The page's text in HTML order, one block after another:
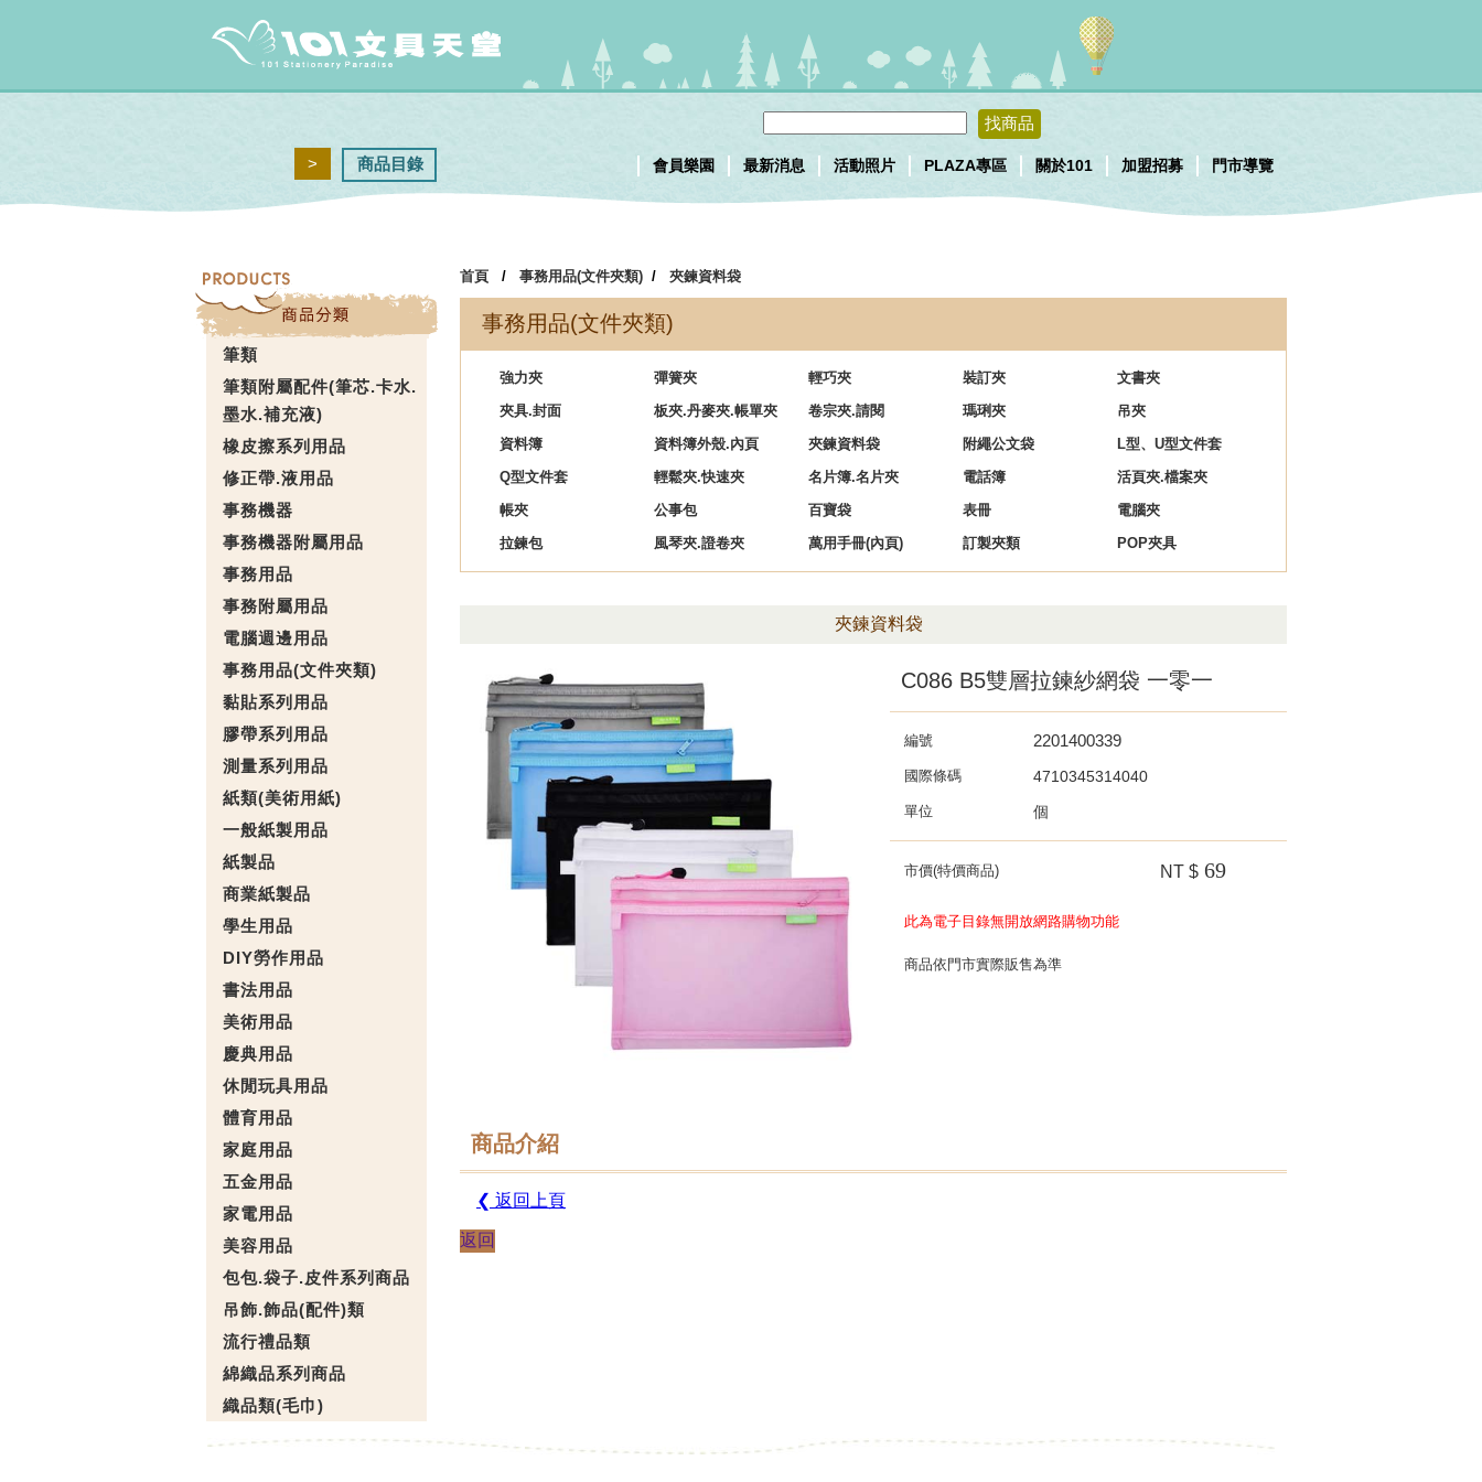
> 商品目錄
找商品
會員樂園 最新消息 活動照片 PLAZA專區 關於101 加盟招募 門市導覽
筆類
筆類附屬配件(筆芯.卡水.
墨水.補充液)
橡皮擦系列用品
修正帶.液用品
事務機器
事務機器附屬用品
事務用品
事務附屬用品
電腦週邊用品
事務用品(文件夾類)
黏貼系列用品
膠帶系列用品
測量系列用品
紙類(美術用紙)
一般紙製用品
紙製品
商業紙製品
學生用品
DIY勞作用品
書法用品
美術用品
慶典用品
休閒玩具用品
體育用品
家庭用品
五金用品
家電用品
美容用品
包包.袋子.皮件系列商品
吊飾.飾品(配件)類
流行禮品類
綿織品系列商品
織品類(毛巾)
首頁 / 事務用品(文件夾類) / 夾鍊資料袋
事務用品(文件夾類)
強力夾 彈簧夾 輕巧夾 裝訂夾
文書夾
夾具.封面
板夾.丹麥夾.帳單夾 卷宗夾.請閱 瑪琍夾
吊夾
資料簿
資料簿外殼.內頁 夾鍊資料袋 附繩公文袋
L型、U型文件套
Q型文件套
輕鬆夾.快速夾 名片簿.名片夾 電話簿
活頁夾.檔案夾
帳夾
公事包 百寶袋 表冊
電腦夾
拉鍊包
風琴夾.證卷夾 萬用手冊(內頁) 訂製夾類 POP夾具
夾鍊資料袋
C086 B5雙層拉鍊紗網袋 一零一
編號 2201400339
國際條碼 4710345314040
單位 個
市價(特價商品) NT $ 69
此為電子目錄無開放網路購物功能
商品依門市實際販售為準
商品介紹
❮ 返回上頁
返回